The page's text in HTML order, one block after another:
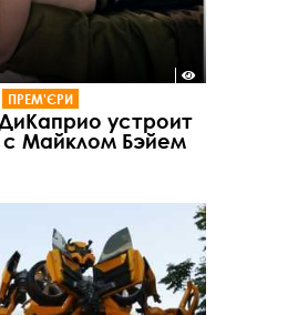
ПРЕМ'ЄРИ
устроит
с Майклом Бэйем